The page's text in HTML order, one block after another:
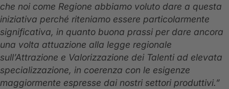
che noi come Regione abbiamo voluto dare a questa
iniziativa perché riteniamo essere particolarmente
significativa, in quanto buona prassi per dare ancora
una volta attuazione alla legge regionale
sull’Attrazione e Valorizzazione dei Talenti ad elevata
specializzazione, in coerenza con le esigenze
maggiormente espresse dai nostri settori produttivi.”